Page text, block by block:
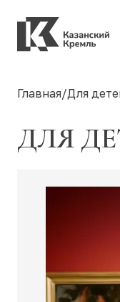
Главная/Для
ДЛЯ